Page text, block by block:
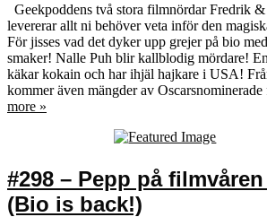
Geekpoddens två stora filmnördar Fredrik
levererar allt ni behöver veta inför den
För jisses vad det dyker upp grejer på bio
smaker! Nalle Puh blir kallblodig mördare!
käkar kokain och har ihjäl hajkare i USA!
kommer även mängder av
more »
#298 – Pepp på filmvåren
(Bio is back!)